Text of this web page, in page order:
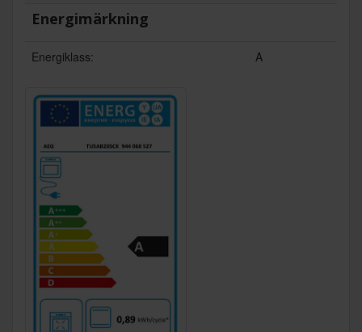
Energimärkning
Energiklass: A